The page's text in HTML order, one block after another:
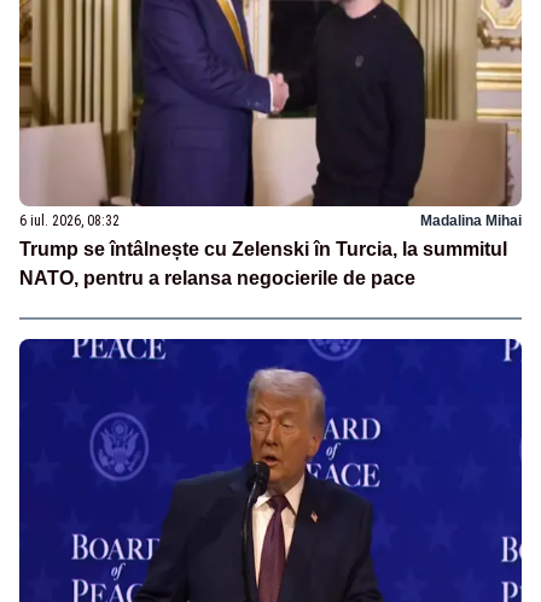
6 iul. 2026, 08:32 Madalina Mihai
Trump se întâlnește cu Zelenski în Turcia, la summitul
NATO, pentru a relansa negocierile de pace